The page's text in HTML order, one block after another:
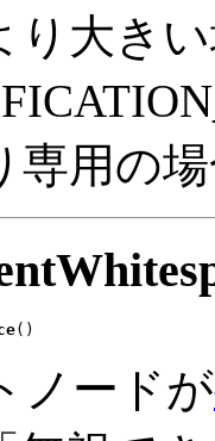
り大き
専用の
()
ノードが